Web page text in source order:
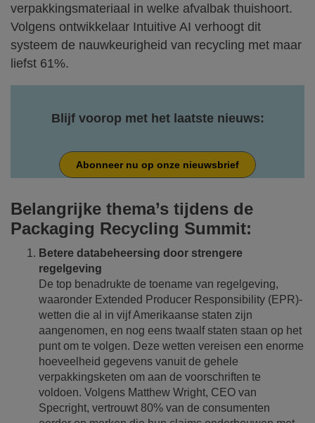
verpakkingsmateriaal in welke afvalbak thuishoort.
Volgens ontwikkelaar Intuitive AI verhoogt dit
systeem de nauwkeurigheid van recycling met maar
liefst 61%.
Blijf voorop met het laatste nieuws:
Abonneer nu op onze nieuwsbrief
Belangrijke thema’s tijdens de
Packaging Recycling Summit:
Betere databeheersing door strengere
regelgeving
De top benadrukte de toename van regelgeving,
waaronder Extended Producer Responsibility (EPR)-
wetten die al in vijf Amerikaanse staten zijn
aangenomen, en nog eens twaalf staten staan op het
punt om te volgen. Deze wetten vereisen een enorme
hoeveelheid gegevens vanuit de gehele
verpakkingsketen om aan de voorschriften te
voldoen. Volgens Matthew Wright, CEO van
Specright, vertrouwt 80% van de consumenten